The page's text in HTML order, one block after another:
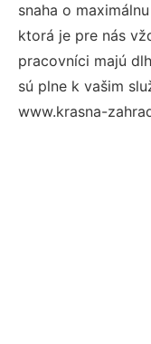
snaha o
ktorá je pre nás
pracovníci majú
sú plne k vašim
www.krasna-